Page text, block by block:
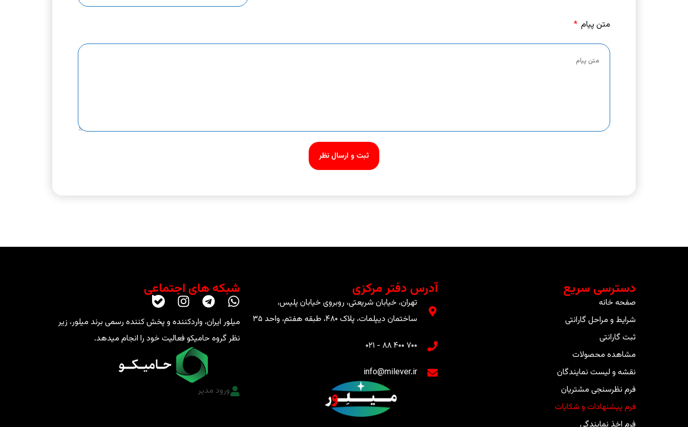
متن پیام
ثبت و ارسال نظر
دسترسی سریع
صفحه خانه
شرایط و مراحل گارانتی
ثبت گارانتی
مشاهده محصولات
نقشه و لیست نمایندگان
فرم نظرسنجی مشتریان
فرم پیشنهادات و شکایات
آدرس دفتر مرکزی
تهران، خیابان شریعتی، روبروی خیابان پلیس،
ساختمان دیپلمات، پلاک ۴۸۰، طبقه هفتم، واحد ۳۵
۷۰۰ ۴۰۰ ۸۸ - ۰۲۱​
info@milever.ir
شبکه های اجتماعی
میلور ایران، واردکننده و پخش کننده رسمی برند میلور، زیر
نظر گروه حامیکو فعالیت خود را انجام میدهد.
ورود مدیر